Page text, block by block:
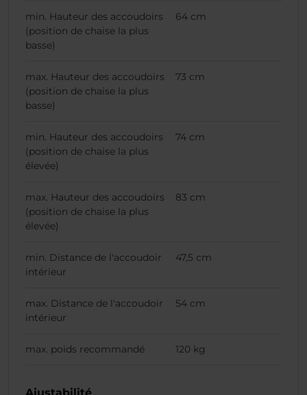
min. Hauteur des accoudoirs
(position de chaise la plus
basse)
64 cm
max. Hauteur des accoudoirs
(position de chaise la plus
basse)
73 cm
min. Hauteur des accoudoirs
(position de chaise la plus
élevée)
74 cm
max. Hauteur des accoudoirs
(position de chaise la plus
élevée)
83 cm
min. Distance de l'accoudoir
intérieur
47,5 cm
max. Distance de l'accoudoir
intérieur
54 cm
max. poids recommandé 120 kg